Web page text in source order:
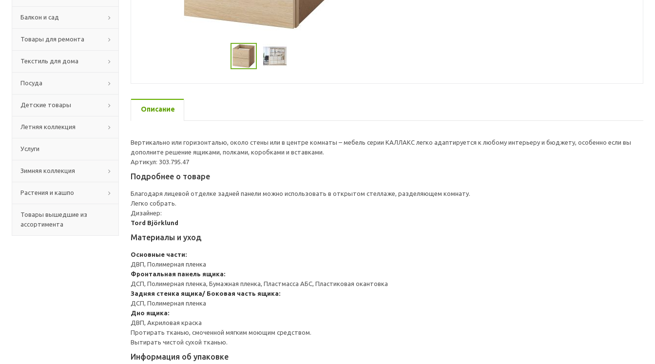
Балкон и сад
Товары для ремонта
Текстиль для дома
Посуда
Детские товары
Летняя коллекция
Услуги
Зимняя коллекция
Растения и кашпо
Товары вышедшие из
ассортимента
Описание
Вертикально или горизонталью, около стены или в центре комнаты – мебель серии КАЛЛАКС легко адаптируется к любому интерьеру и бюджету, особенно если вы
дополните решение ящиками, полками, коробками и вставками.
Артикул: 303.795.47
Подробнее о товаре
Благодаря лицевой отделке задней панели можно использовать в открытом стеллаже, разделяющем комнату.
Легко собрать.
Дизайнер:
Tord Björklund
Материалы и уход
Основные части:
ДВП, Полимерная пленка
Фронтальная панель ящика:
ДСП, Полимерная пленка, Бумажная пленка, Пластмасса АБС, Пластиковая окантовка
Задняя стенка ящика/ Боковая часть ящика:
ДСП, Полимерная пленка
Дно ящика:
ДВП, Акриловая краска
Протирать тканью, смоченной мягким моющим средством.
Вытирать чистой сухой тканью.
Информация об упаковке